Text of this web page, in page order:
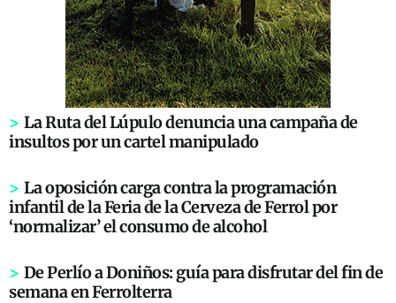
> La Ruta del Lúpulo denuncia una campaña de
insultos por un cartel manipulado
> La oposición carga contra la programación
infantil de la Feria de la Cerveza de Ferrol por
‘normalizar’ el consumo de alcohol
> De Perlío a Doniños: guía para disfrutar del fin de
semana en Ferrolterra